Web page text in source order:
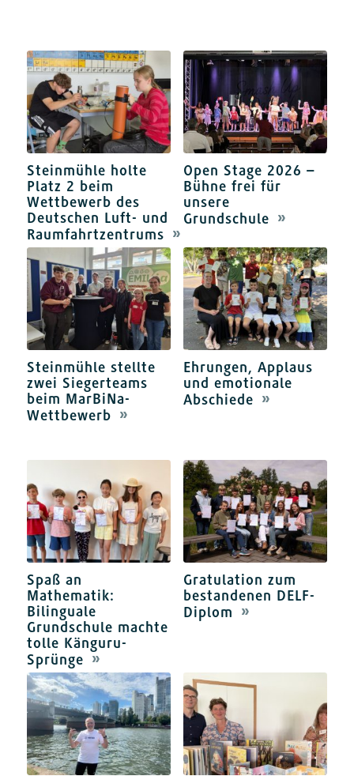
Steinmühle holte
Platz 2 beim
Wettbewerb des
Deutschen Luft- und
Raumfahrtzentrums
Open Stage 2026 –
Bühne frei für
unsere
Grundschule
Steinmühle stellte
zwei Siegerteams
beim MarBiNa-
Wettbewerb
Ehrungen, Applaus
und emotionale
Abschiede
Spaß an
Mathematik:
Bilinguale
Grundschule machte
tolle Känguru-
Sprünge
Gratulation zum
bestandenen DELF-
Diplom